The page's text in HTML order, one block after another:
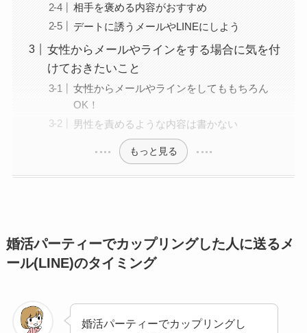
相手を褒める内容がおすすめ
デートに誘うメールやLINEにしよう
女性からメールやラインをする場合に気を付
けておきたいこと
女性からメールやラインをしてももちろん
OK！
男性を責めるような内容は書かない
もっと見る
婚活パーティーでカップリングした人に送るメ
ール(LINE)のタイミング
婚活パーティーでカップリングし